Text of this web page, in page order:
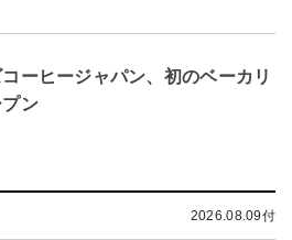
コーヒージャパン、初のベーカリ
ン
2026.08.09付